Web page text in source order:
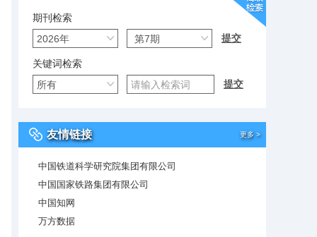
期刊检索
关键词检索
友情链接 更多 >
中国铁道科学研究院集团有限公司
中国国家铁路集团有限公司
中国知网
万方数据